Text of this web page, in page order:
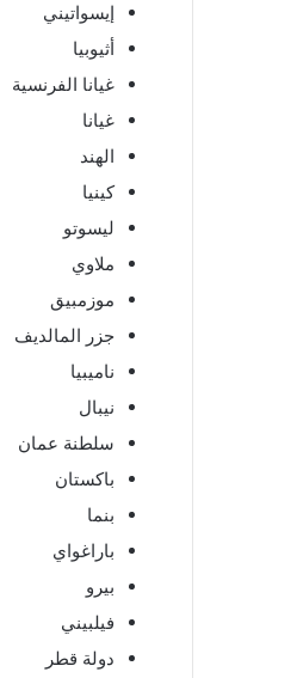
إيسواتيني
أثيوبيا
غيانا الفرنسية
غيانا
الهند
كينيا
ليسوتو
ملاوي
موزمبيق
جزر المالديف
ناميبيا
نيبال
سلطنة عمان
باكستان
بنما
باراغواي
بيرو
فيلبيني
دولة قطر